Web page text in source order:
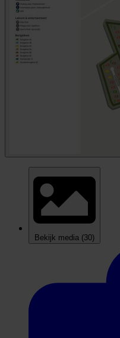
Bekijk media (30)